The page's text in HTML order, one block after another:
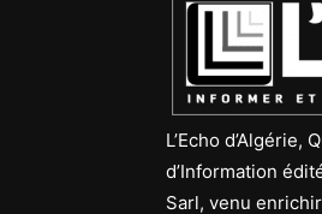
L’Echo d’Algérie,
d’Information
Sarl, venu